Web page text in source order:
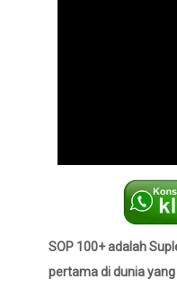
SOP 100+ adalah
pertama di dunia